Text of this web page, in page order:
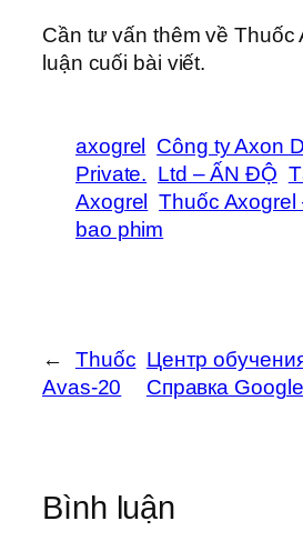
Cần tư vấn thêm về Thuốc
luận cuối bài viết.
axogrel Công ty Axon
Private. Ltd – ẤN ĐỘ
Axogrel Thuốc Axogrel
bao phim
←
Thuốc
Avas-20
Центр
Cправка
Bình luận